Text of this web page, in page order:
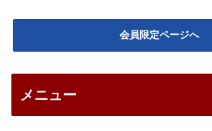
会員限定ページへ
メニュー